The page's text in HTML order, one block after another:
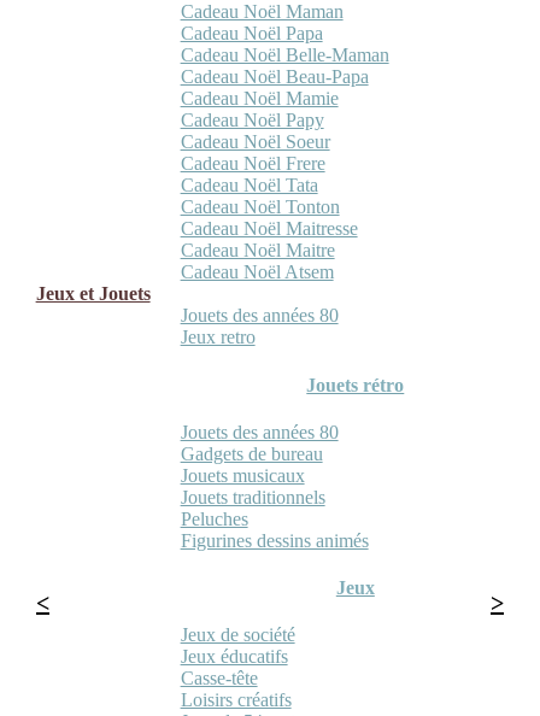
Cadeau Noël Maman
Cadeau Noël Papa
Cadeau Noël Belle-Maman
Cadeau Noël Beau-Papa
Cadeau Noël Mamie
Cadeau Noël Papy
Cadeau Noël Soeur
Cadeau Noël Frere
Cadeau Noël Tata
Cadeau Noël Tonton
Cadeau Noël Maitresse
Cadeau Noël Maitre
Cadeau Noël Atsem
Jeux et Jouets
Jouets des années 80
Jeux retro
Jouets rétro
Jouets des années 80
Gadgets de bureau
Jouets musicaux
Jouets traditionnels
Peluches
Figurines dessins animés
Jeux
Jeux de société
Jeux éducatifs
Casse-tête
Loisirs créatifs